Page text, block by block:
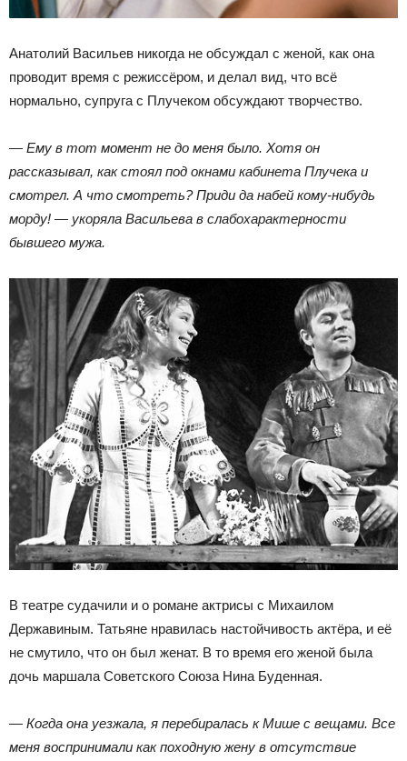
Анатолий Васильев никогда не обсуждал с женой, как она
проводит время с режиссёром, и делал вид, что всё
нормально, супруга с Плучеком обсуждают творчество.
— Ему в тот момент не до меня было. Хотя он
рассказывал, как стоял под окнами кабинета Плучека и
смотрел. А что смотреть? Приди да набей кому-нибудь
морду! — укоряла Васильева в слабохарактерности
бывшего мужа.
В театре судачили и о романе актрисы с Михаилом
Державиным. Татьяне нравилась настойчивость актёра, и её
не смутило, что он был женат. В то время его женой была
дочь маршала Советского Союза Нина Буденная.
— Когда она уезжала, я перебиралась к Мише с вещами. Все
меня воспринимали как походную жену в отсутствие